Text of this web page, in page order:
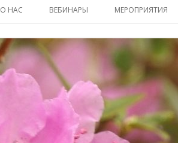
О НАС
СОТРУДНИКИ
ВЕБИНАРЫ МЕРОПРИЯТИЯ